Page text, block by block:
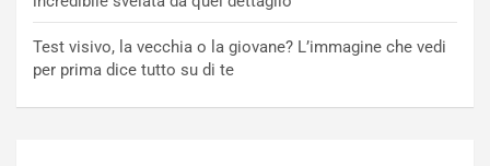
Test visivo, la vecchia o la giovane? L’immagine che vedi
per prima dice tutto su di te